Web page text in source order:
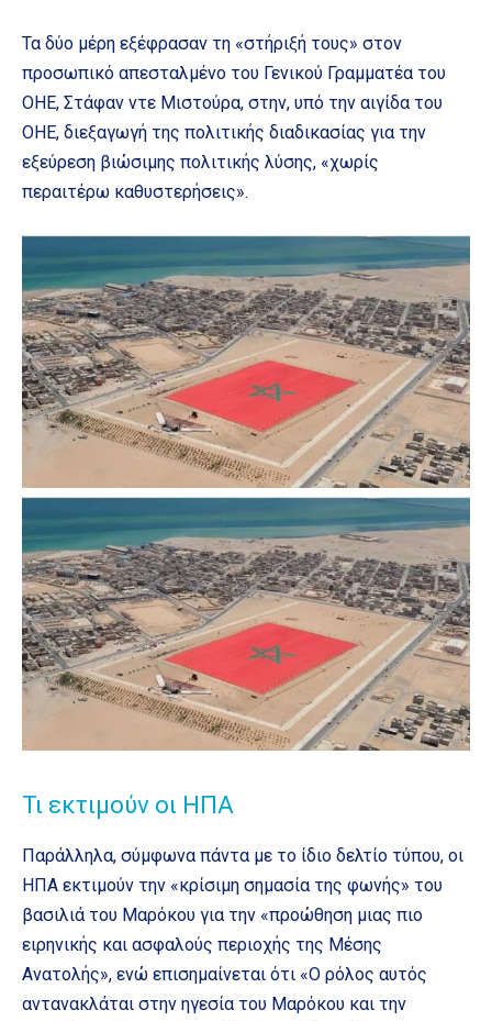
Τα δύο μέρη εξέφρασαν τη «στήριξή τους» στον
προσωπικό απεσταλμένο του Γενικού Γραμματέα του
ΟΗΕ, Στάφαν ντε Μιστούρα, στην, υπό την αιγίδα του
ΟΗΕ, διεξαγωγή της πολιτικής διαδικασίας για την
εξεύρεση βιώσιμης πολιτικής λύσης, «χωρίς
περαιτέρω καθυστερήσεις».
Τι εκτιμούν οι ΗΠΑ
Παράλληλα, σύμφωνα πάντα με το ίδιο δελτίο τύπου, οι
ΗΠΑ εκτιμούν την «κρίσιμη σημασία της φωνής» του
βασιλιά του Μαρόκου για την «προώθηση μιας πιο
ειρηνικής και ασφαλούς περιοχής της Μέσης
Ανατολής», ενώ επισημαίνεται ότι «Ο ρόλος αυτός
αντανακλάται στην ηγεσία του Μαρόκου και την